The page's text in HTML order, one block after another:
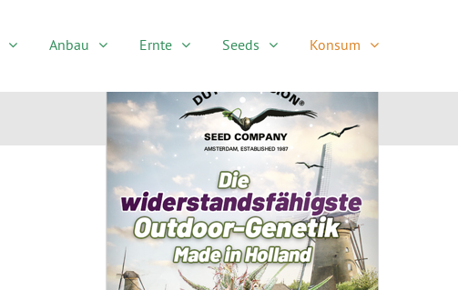
Anbau Ernte Seeds Konsum